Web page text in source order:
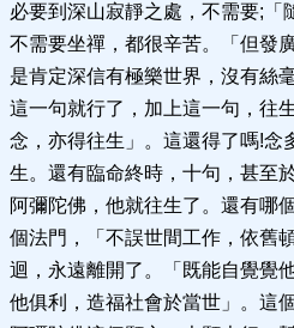
必要到深山寂靜之處，不需要;「
不需要坐禪，都很辛苦。「但發
是肯定深信有極樂世界，沒有絲
這一句就行了，加上這一句，往
念，亦得往生」。這還得了嗎!念
生。還有臨命終時，十句，甚至
阿彌陀佛，他就往生了。還有哪
個法門，「不誤世間工作，依舊
迴，永遠離開了。「既能自覺覺
他俱利，造福社會於當世」。這